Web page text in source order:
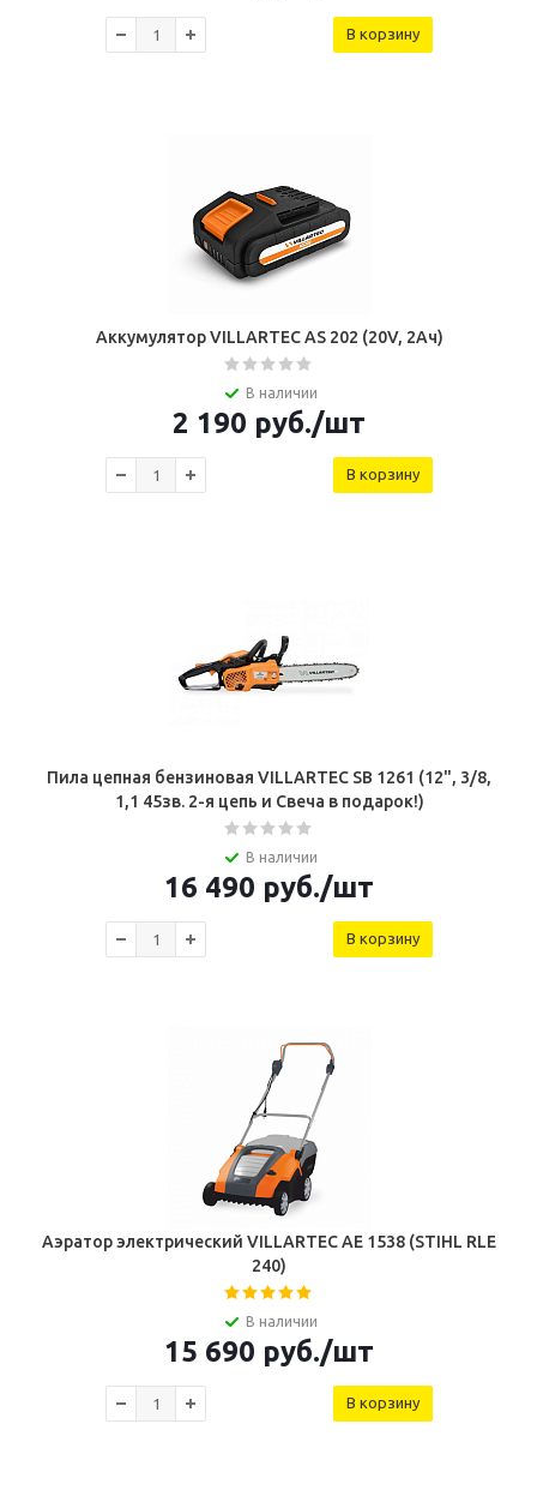
В корзину
Аккумулятор VILLARTEC AS 202 (20V, 2Ач)
В наличии
2 190 руб./шт
В корзину
Пила цепная бензиновая VILLARTEC SB 1261 (12", 3/8,
1,1 45зв. 2-я цепь и Свеча в подарок!)
В наличии
16 490 руб./шт
В корзину
Аэратор электрический VILLARTEC АЕ 1538 (STIHL RLE
240)
В наличии
15 690 руб./шт
В корзину